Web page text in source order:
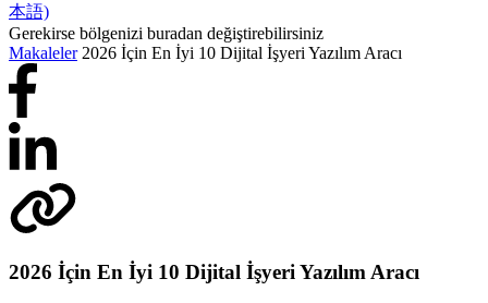
本語)
Gerekirse bölgenizi buradan değiştirebilirsiniz
Makaleler 2026 İçin En İyi 10 Dijital İşyeri Yazılım Aracı
2026 İçin En İyi 10 Dijital İşyeri Yazılım Aracı